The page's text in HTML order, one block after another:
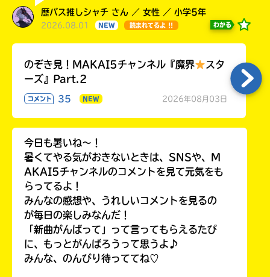
歴バス推しシャチ さん ／ 女性 ／ 小学5年
2026.08.01 NEW 読まれてるよ !! わかる
のぞき見！MAKAI5チャンネル『魔界
スタ
ーズ』Part.2
コメント 35 NEW 2026年08月03日
今日も暑いね〜！
暑くてやる気がおきないときは、SNSや、M
AKAI5チャンネルのコメントを見て元気をも
らってるよ！
みんなの感想や、うれしいコメントを見るの
が毎日の楽しみなんだ！
「新曲がんばって」って言ってもらえるたび
に、もっとがんばろうって思うよ♪
みんな、のんびり待っててね♡